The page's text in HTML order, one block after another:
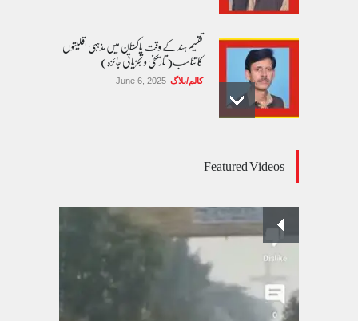
تقسیم ہند کے وقت پاکستان میں مذہبی اقلیتوں
کا تناسب( تاریخی و تجزیاتی جائزہ)
کالم/بلاگ June 6, 2025
پسند کی شادیوں کا بڑھتا ہوا رجحان اور راولپنڈی
کی یوسیز میں اندارج پر پابندی ایک نیا تنازعہ
October 14, 2025
Featured Videos